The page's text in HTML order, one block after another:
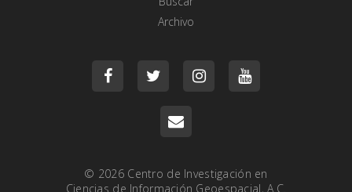
Archivo
© 2026 Centro de Investigación en
Ciencias de Información Geoespacial, A.C.